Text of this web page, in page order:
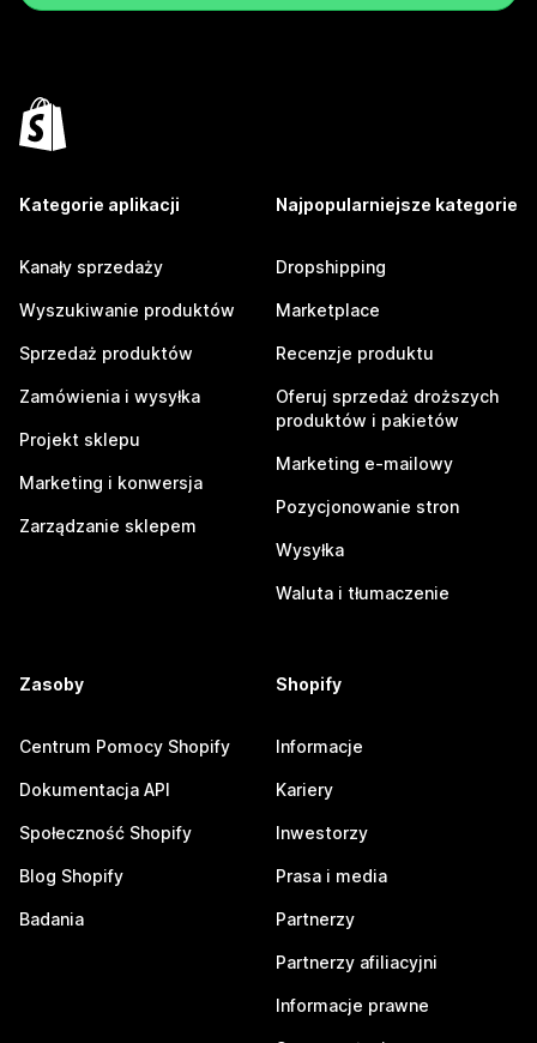
Kategorie aplikacji
Kanały sprzedaży
Wyszukiwanie produktów
Sprzedaż produktów
Zamówienia i wysyłka
Projekt sklepu
Marketing i konwersja
Zarządzanie sklepem
Najpopularniejsze kategorie
Dropshipping
Marketplace
Recenzje produktu
Oferuj sprzedaż droższych
produktów i pakietów
Marketing e-mailowy
Pozycjonowanie stron
Wysyłka
Waluta i tłumaczenie
Zasoby
Centrum Pomocy Shopify
Dokumentacja API
Społeczność Shopify
Blog Shopify
Badania
Shopify
Informacje
Kariery
Inwestorzy
Prasa i media
Partnerzy
Partnerzy afiliacyjni
Informacje prawne